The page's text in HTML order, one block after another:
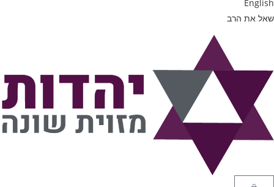
English
שאל את הרב